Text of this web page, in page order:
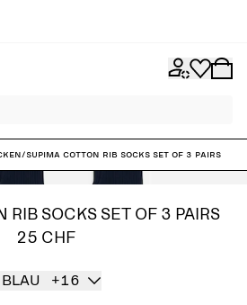
/Supima Cotton Rib Socks Set of 3 pairs
RIB SOCKS SET OF 3 PAIRS
25 CHF
BLAU +16